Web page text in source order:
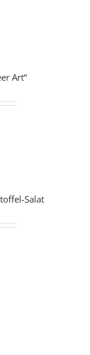
Art“
Salat